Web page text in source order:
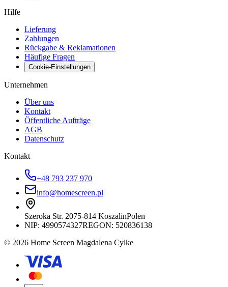
Hilfe
Lieferung
Zahlungen
Rückgabe & Reklamationen
Häufige Fragen
Cookie-Einstellungen
Unternehmen
Über uns
Kontakt
Öffentliche Aufträge
AGB
Datenschutz
Kontakt
+48 793 237 970
info@homescreen.pl
Szeroka Str. 2075-814 KoszalinPolen
NIP: 4990574327REGON: 520836138
© 2026 Home Screen Magdalena Cylke